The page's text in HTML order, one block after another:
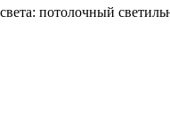
потолочный